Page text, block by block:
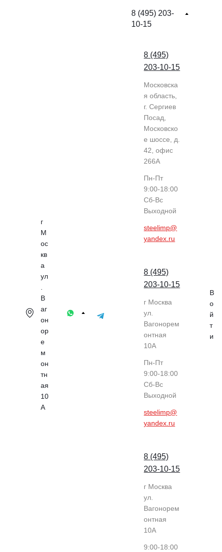
г
М
ос
кв
а
ул
В
аг
он
ор
е
м
он
тн
ая
10
А
8 (495) 203-
10-15
8 (495)
203-10-15
Московска
я область,
г. Сергиев
Посад,
Московско
е шоссе, д.
42, офис
266А
Пн-Пт
9:00-18:00
Cб-Вс
Выходной
steelimp@
yandex.ru
8 (495)
203-10-15
г Москва
ул.
Вагонорем
онтная
10А
Пн-Пт
9:00-18:00
Cб-Вс
Выходной
steelimp@
yandex.ru
8 (495)
203-10-15
г Москва
ул.
Вагонорем
онтная
10А
9:00-18:00
В
о
й
т
и